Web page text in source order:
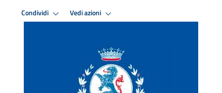
Condividi Vedi azioni